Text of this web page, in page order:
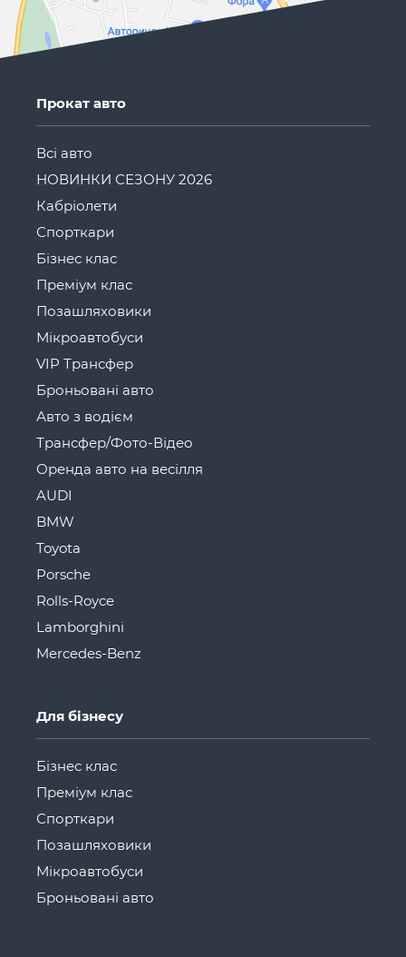
Прокат авто
Всі авто
НОВИНКИ СЕЗОНУ 2026
Кабріолети
Спорткари
Бізнес клас
Преміум клас
Позашляховики
Мікроавтобуси
VIP Трансфер
Броньовані авто
Авто з водієм
Трансфер/Фото-Відео
Оренда авто на весілля
AUDI
BMW
Toyota
Porsche
Rolls-Royce
Lamborghini
Mercedes-Benz
Для бізнесу
Бізнес клас
Преміум клас
Спорткари
Позашляховики
Мікроавтобуси
Броньовані авто